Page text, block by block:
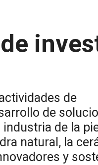
de
de
de la
natural, la
y